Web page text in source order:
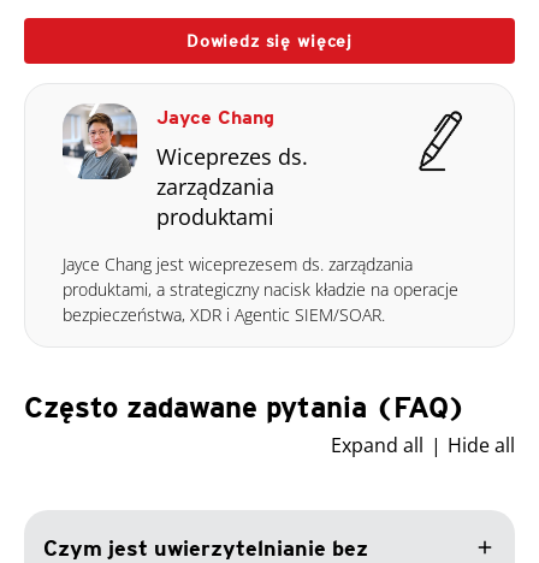
Dowiedz się więcej
Jayce Chang
Wiceprezes ds.
zarządzania
produktami
Jayce Chang jest wiceprezesem ds. zarządzania
produktami, a strategiczny nacisk kładzie na operacje
bezpieczeństwa, XDR i Agentic SIEM/SOAR.
Często zadawane pytania (FAQ)
Expand all Hide all
Czym jest uwierzytelnianie bez
add